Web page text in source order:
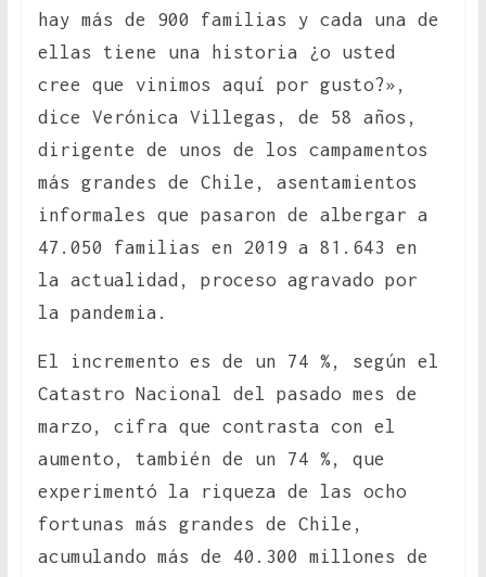
hay más de 900 familias y cada una de
ellas tiene una historia ¿o usted
cree que vinimos aquí por gusto?»,
dice Verónica Villegas, de 58 años,
dirigente de unos de los campamentos
más grandes de Chile, asentamientos
informales que pasaron de albergar a
47.050 familias en 2019 a 81.643 en
la actualidad, proceso agravado por
la pandemia.
El incremento es de un 74 %, según el
Catastro Nacional del pasado mes de
marzo, cifra que contrasta con el
aumento, también de un 74 %, que
experimentó la riqueza de las ocho
fortunas más grandes de Chile,
acumulando más de 40.300 millones de